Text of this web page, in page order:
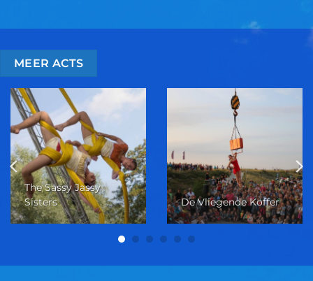
MEER ACTS
The Sassy Jassy
Sisters
De Vliegende Koffer